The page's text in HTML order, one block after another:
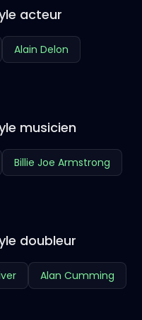
acteur
Alain Delon
musicien
Billie Joe Armstrong
doubleur
Alan Cumming